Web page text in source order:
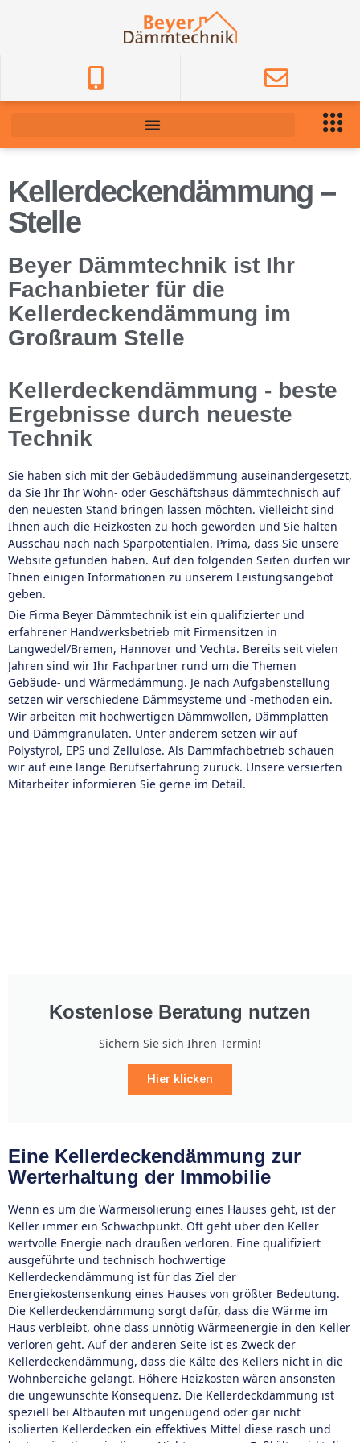
Kellerdeckendämmung –
Stelle
Beyer Dämmtechnik ist Ihr
Fachanbieter für die
Kellerdeckendämmung im
Großraum Stelle
Kellerdeckendämmung - beste
Ergebnisse durch neueste
Technik
Sie haben sich mit der Gebäudedämmung auseinandergesetzt,
da Sie Ihr Ihr Wohn- oder Geschäftshaus dämmtechnisch auf
den neuesten Stand bringen lassen möchten. Vielleicht sind
Ihnen auch die Heizkosten zu hoch geworden und Sie halten
Ausschau nach nach Sparpotentialen. Prima, dass Sie unsere
Website gefunden haben. Auf den folgenden Seiten dürfen wir
Ihnen einigen Informationen zu unserem Leistungsangebot
geben.
Die Firma Beyer Dämmtechnik ist ein qualifizierter und
erfahrener Handwerksbetrieb mit Firmensitzen in
Langwedel/Bremen, Hannover und Vechta. Bereits seit vielen
Jahren sind wir Ihr Fachpartner rund um die Themen
Gebäude- und Wärmedämmung. Je nach Aufgabenstellung
setzen wir verschiedene Dämmsysteme und -methoden ein.
Wir arbeiten mit hochwertigen Dämmwollen, Dämmplatten
und Dämmgranulaten. Unter anderem setzen wir auf
Polystyrol, EPS und Zellulose. Als Dämmfachbetrieb schauen
wir auf eine lange Berufserfahrung zurück. Unsere versierten
Mitarbeiter informieren Sie gerne im Detail.
Kostenlose Beratung nutzen
Sichern Sie sich Ihren Termin!
Hier klicken
Eine Kellerdeckendämmung zur
Werterhaltung der Immobilie
Wenn es um die Wärmeisolierung eines Hauses geht, ist der
Keller immer ein Schwachpunkt. Oft geht über den Keller
wertvolle Energie nach draußen verloren. Eine qualifiziert
ausgeführte und technisch hochwertige
Kellerdeckendämmung ist für das Ziel der
Energiekostensenkung eines Hauses von größter Bedeutung.
Die Kellerdeckendämmung sorgt dafür, dass die Wärme im
Haus verbleibt, ohne dass unnötig Wärmeenergie in den Keller
verloren geht. Auf der anderen Seite ist es Zweck der
Kellerdeckendämmung, dass die Kälte des Kellers nicht in die
Wohnbereiche gelangt. Höhere Heizkosten wären ansonsten
die ungewünschte Konsequenz. Die Kellerdeckdämmung ist
speziell bei Altbauten mit ungenügend oder gar nicht
isolierten Kellerdecken ein effektives Mittel diese rasch und